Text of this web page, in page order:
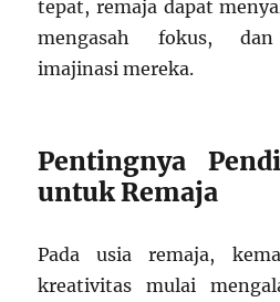
tepat, remaja dapat
mengasah fokus, dan
imajinasi mereka.
Pentingnya
untuk Remaja
Pada usia remaja,
kreativitas mulai